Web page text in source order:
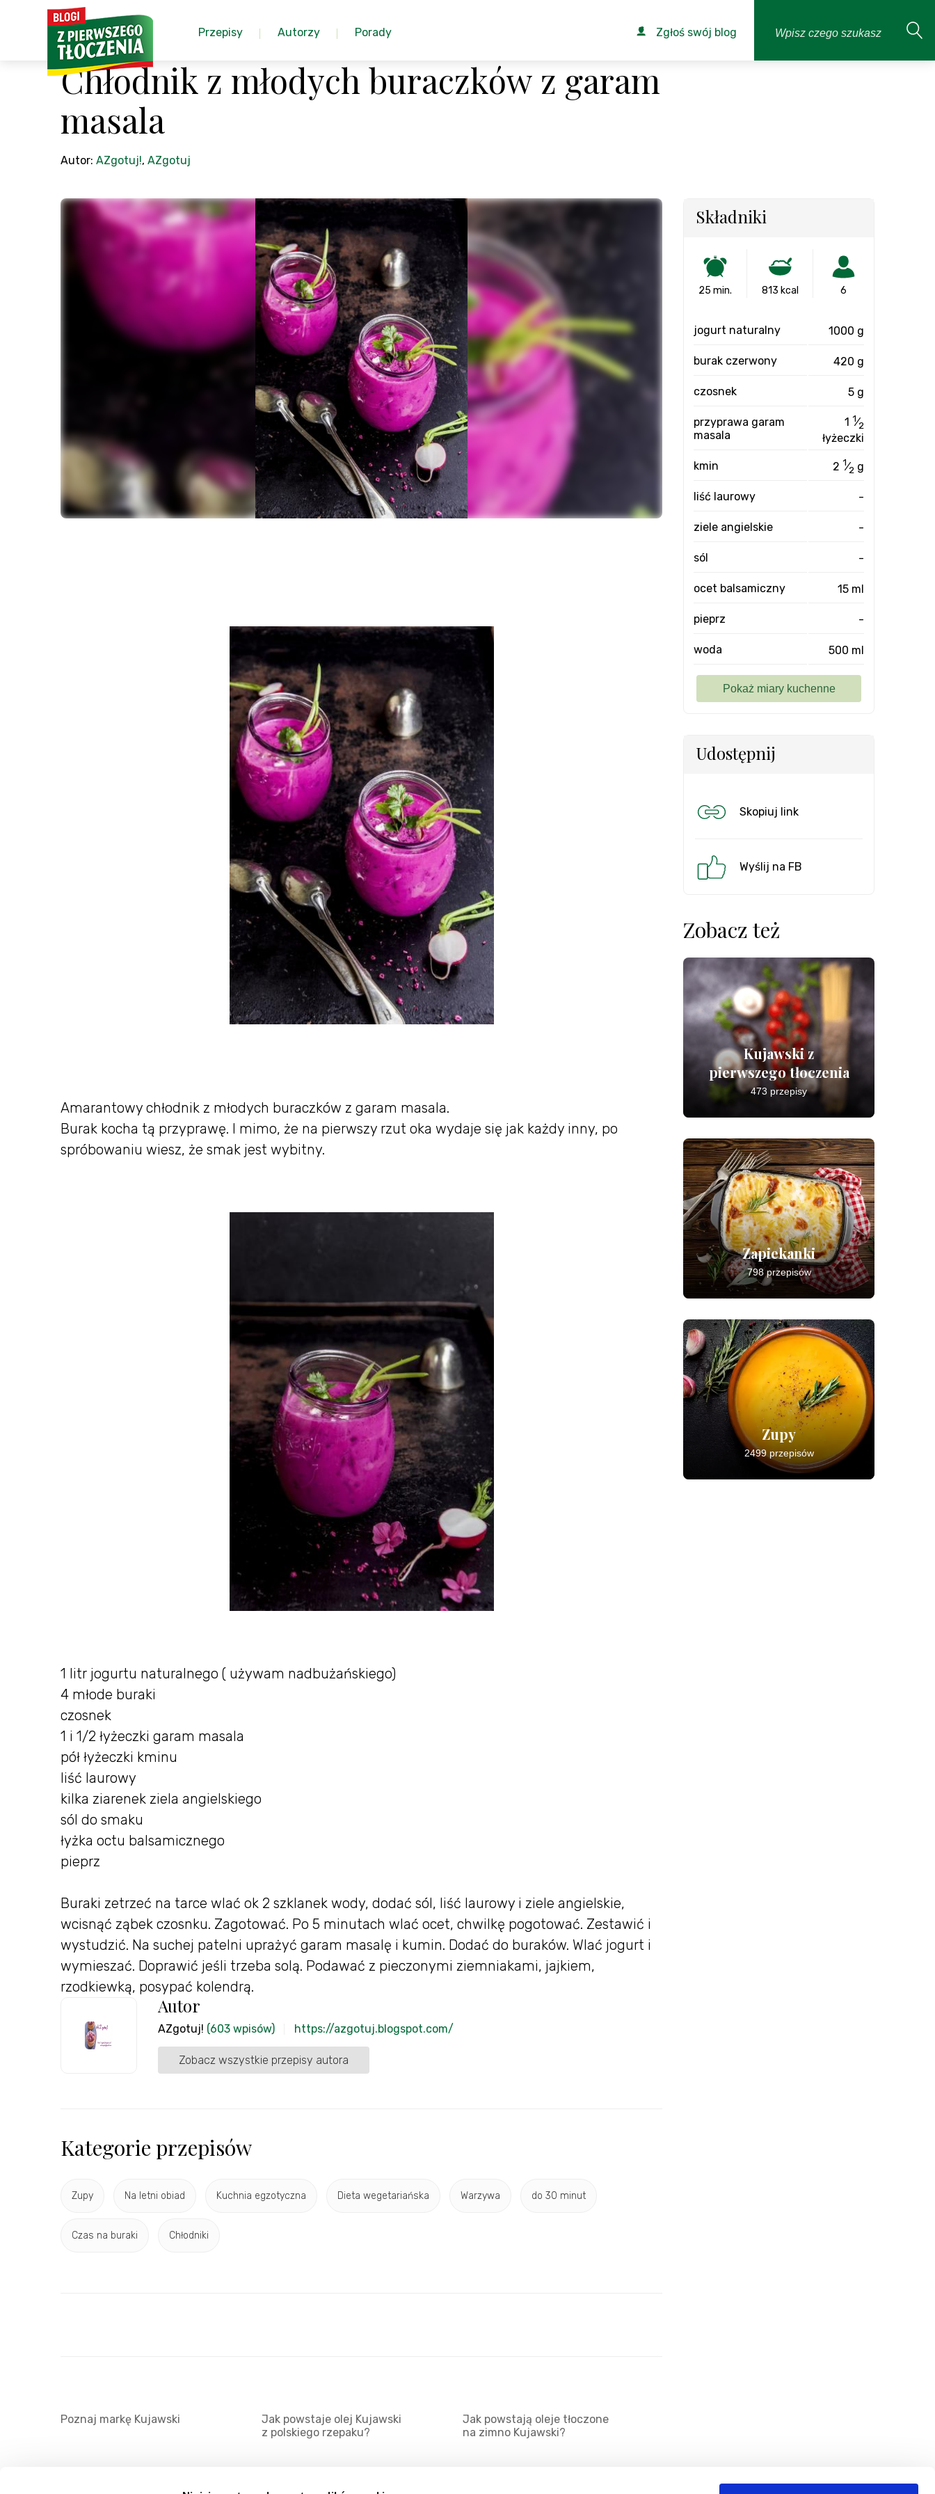
Przepisy Autorzy Porady Zgłoś swój blog
Chłodnik z młodych buraczków z garam
masala
Autor: AZgotuj!, AZgotuj
Amarantowy chłodnik z młodych buraczków z garam masala.
Burak kocha tą przyprawę. I mimo, że na pierwszy rzut oka wydaje się jak każdy inny, po
spróbowaniu wiesz, że smak jest wybitny.
1 litr jogurtu naturalnego ( używam nadbużańskiego)
4 młode buraki
czosnek
1 i 1/2 łyżeczki garam masala
pół łyżeczki kminu
liść laurowy
kilka ziarenek ziela angielskiego
sól do smaku
łyżka octu balsamicznego
pieprz
Buraki zetrzeć na tarce wlać ok 2 szklanek wody, dodać sól, liść laurowy i ziele angielskie,
wcisnąć ząbek czosnku. Zagotować. Po 5 minutach wlać ocet, chwilkę pogotować. Zestawić i
wystudzić. Na suchej patelni uprażyć garam masalę i kumin. Dodać do buraków. Wlać jogurt i
wymieszać. Doprawić jeśli trzeba solą. Podawać z pieczonymi ziemniakami, jajkiem,
rzodkiewką, posypać kolendrą.
Autor
AZgotuj! (603 wpisów) https://azgotuj.blogspot.com/
Zobacz wszystkie przepisy autora
Kategorie przepisów
Zupy Na letni obiad Kuchnia egzotyczna Dieta wegetariańska Warzywa do 30 minut
Czas na buraki Chłodniki
Składniki
25 min. 813 kcal 6
jogurt naturalny 1000 g
burak czerwony 420 g
czosnek 5 g
przyprawa garam
masala
1 1⁄2
łyżeczki
kmin 2 1⁄2 g
liść laurowy -
ziele angielskie -
sól -
ocet balsamiczny 15 ml
pieprz -
woda 500 ml
Udostępnij
Skopiuj link
Wyślij na FB
Zobacz też
Kujawski z
pierwszego tłoczenia
473 przepisy
Zapiekanki
798 przepisów
Zupy
2499 przepisów
Poznaj markę Kujawski
Jak powstaje olej Kujawski
z polskiego rzepaku?
Jak powstają oleje tłoczone
na zimno Kujawski?